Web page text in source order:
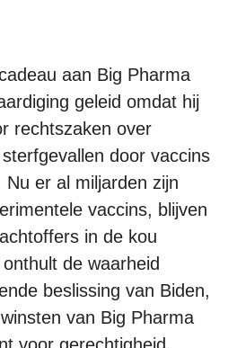
aan Big Pharma
geleid omdat hij
rechtszaken over
door vaccins
er al miljarden zijn
vaccins, blijven
in de kou
de waarheid
beslissing van Biden,
van Big Pharma